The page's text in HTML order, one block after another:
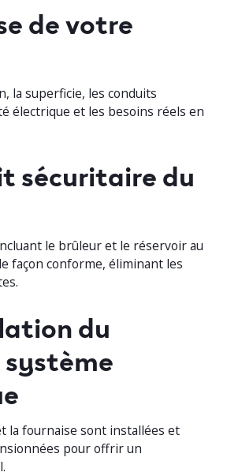
de votre
la superficie, les conduits
électrique et les besoins réels en
sécuritaire du
le brûleur et le réservoir au
façon conforme, éliminant les
du
la fournaise sont installées et
pour offrir un